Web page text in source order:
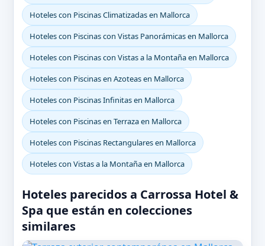
Hoteles con Piscinas Climatizadas en Mallorca
Hoteles con Piscinas con Vistas Panorámicas en Mallorca
Hoteles con Piscinas con Vistas a la Montaña en Mallorca
Hoteles con Piscinas en Azoteas en Mallorca
Hoteles con Piscinas Infinitas en Mallorca
Hoteles con Piscinas en Terraza en Mallorca
Hoteles con Piscinas Rectangulares en Mallorca
Hoteles con Vistas a la Montaña en Mallorca
Hoteles parecidos a Carrossa Hotel &
Spa que están en colecciones
similares